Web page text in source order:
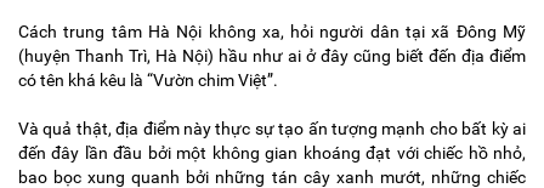
Cách trung tâm Hà Nội không xa, hỏi người dân tại xã Đông Mỹ
(huyện Thanh Trì, Hà Nội) hầu như ai ở đây cũng biết đến địa điểm
có tên khá kêu là “Vườn chim Việt”.
Và quả thật, địa điểm này thực sự tạo ấn tượng mạnh cho bất kỳ ai
đến đây lần đầu bởi một không gian khoáng đạt với chiếc hồ nhỏ,
bao bọc xung quanh bởi những tán cây xanh mướt, những chiếc